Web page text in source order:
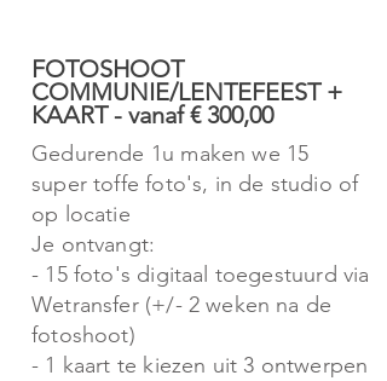
FOTOSHOOT
COMMUNIE/LENTEFEEST +
KAART - vanaf € 300,00
Gedurende 1u maken we 15
super toffe foto's, in de studio of
op locatie
Je ontvangt:
- 15 foto's digitaal toegestuurd via
Wetransfer (+/- 2 weken na de
fotoshoot)
- 1 kaart te kiezen uit 3 ontwerpen